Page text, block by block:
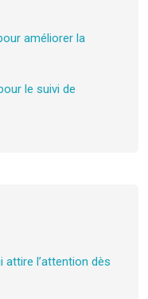
améliorer la
le suivi de
attire l’attention dès